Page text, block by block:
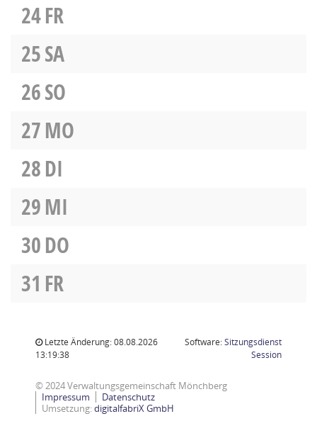
24FR
25SA
26SO
27MO
28DI
29MI
30DO
31 FR
Letzte Änderung: 08.08.2026
13:19:38
Software:Sitzungsdienst
Session(Wird in
© 2024 Verwaltungsgemeinschaft Mönchberg
Impressum
Datenschutz
Umsetzung:digitalfabriX GmbH